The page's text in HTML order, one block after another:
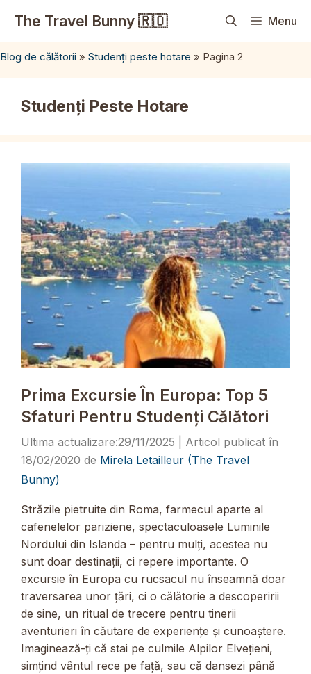
The Travel Bunny 🇷🇴 Menu
Blog de călătorii » Studenți peste hotare » Pagina 2
Studenți Peste Hotare
Prima Excursie În Europa: Top 5
Sfaturi Pentru Studenți Călători
29/11/2025
18/02/2020 de Mirela Letailleur (The Travel
Bunny)
Străzile pietruite din Roma, farmecul aparte al
cafenelelor pariziene, spectaculoasele Luminile
Nordului din Islanda – pentru mulți, acestea nu
sunt doar destinații, ci repere importante. O
excursie în Europa cu rucsacul nu înseamnă doar
traversarea unor țări, ci o călătorie a descoperirii
de sine, un ritual de trecere pentru tinerii
aventurieri în căutare de experiențe și cunoaștere.
Imaginează-ți că stai pe culmile Alpilor Elvețieni,
simțind vântul rece pe față, sau că dansezi până